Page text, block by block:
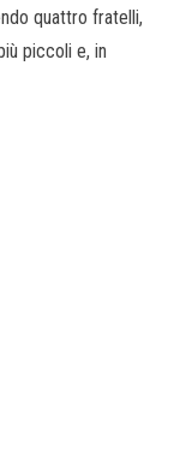
quattro fratelli,
piccoli e, in